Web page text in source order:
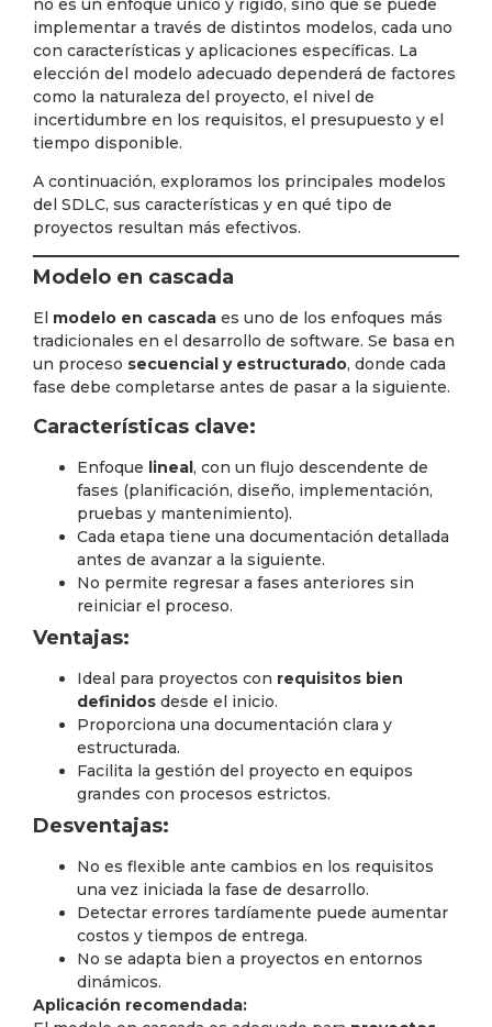
no es un enfoque único y rígido, sino que se puede
implementar a través de distintos modelos, cada uno
con características y aplicaciones específicas. La
elección del modelo adecuado dependerá de factores
como la naturaleza del proyecto, el nivel de
incertidumbre en los requisitos, el presupuesto y el
tiempo disponible.
A continuación, exploramos los principales modelos
del SDLC, sus características y en qué tipo de
proyectos resultan más efectivos.
Modelo en cascada
El modelo en cascada es uno de los enfoques más
tradicionales en el desarrollo de software. Se basa en
un proceso secuencial y estructurado, donde cada
fase debe completarse antes de pasar a la siguiente.
Características clave:
Enfoque lineal, con un flujo descendente de
fases (planificación, diseño, implementación,
pruebas y mantenimiento).
Cada etapa tiene una documentación detallada
antes de avanzar a la siguiente.
No permite regresar a fases anteriores sin
reiniciar el proceso.
Ventajas:
Ideal para proyectos con requisitos bien
definidos desde el inicio.
Proporciona una documentación clara y
estructurada.
Facilita la gestión del proyecto en equipos
grandes con procesos estrictos.
Desventajas:
No es flexible ante cambios en los requisitos
una vez iniciada la fase de desarrollo.
Detectar errores tardíamente puede aumentar
costos y tiempos de entrega.
No se adapta bien a proyectos en entornos
dinámicos.
Aplicación recomendada: